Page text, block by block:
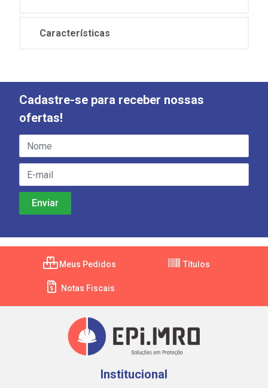
Características
Cadastre-se para receber nossas
ofertas!
Meus Pedidos Títulos
Notas Fiscais
Institucional